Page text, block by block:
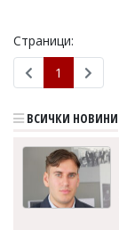
Коментарите
под
статиите
въвеждат
от
читателите
редакцията
носи
Страници:
1
ВСИЧКИ НОВИНИ